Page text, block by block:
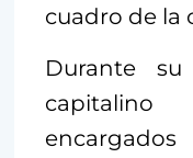
cuadro de la
Durante